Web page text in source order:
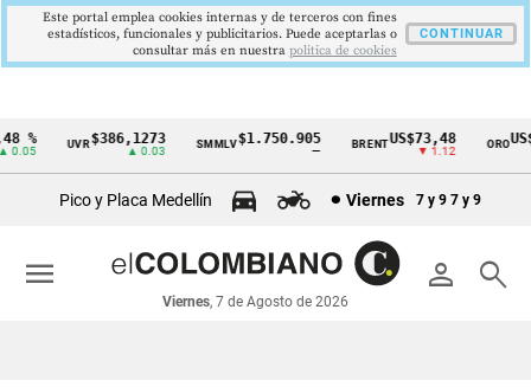
Cintillo
económicos
Colombia
% UVR$386,1273
▲ 0.03
SMMLV$1.750.905 BRENTUS$73,48
▼ 1.12
ORO
Pico y Placa Medellín Viernes 7 y 9 7 y 9
person search
Viernes, 7 de Agosto de 2026
menu
Este portal emplea cookies internas y de terceros con fines
estadísticos, funcionales y publicitarios. Puede aceptarlas o
consultar más en nuestra politica de cookies
CONTINUAR